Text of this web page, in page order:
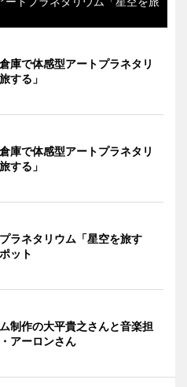
庫で体感型アートプラネタリ
する」
庫で体感型アートプラネタリ
する」
ラネタリウム「星空を旅す
ット
制作の大平貴之さんと音楽担
アーロンさん